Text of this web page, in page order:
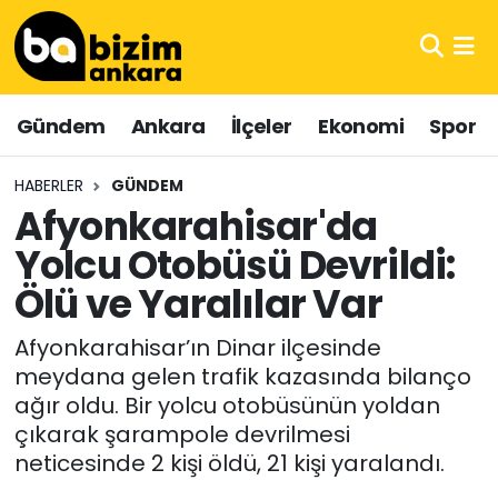
Gündem Ankara İlçeler Ekonomi Spor
HABERLER GÜNDEM
Afyonkarahisar'da
Yolcu Otobüsü Devrildi:
Ölü ve Yaralılar Var
Afyonkarahisar’ın Dinar ilçesinde
meydana gelen trafik kazasında bilanço
ağır oldu. Bir yolcu otobüsünün yoldan
çıkarak şarampole devrilmesi
neticesinde 2 kişi öldü, 21 kişi yaralandı.
Hava Durumu
Trafik Durumu
Süper Lig Puan Durumu ve Fikstür
Tüm Manşetler
Son Dakika Haberleri
Haber Arşivi